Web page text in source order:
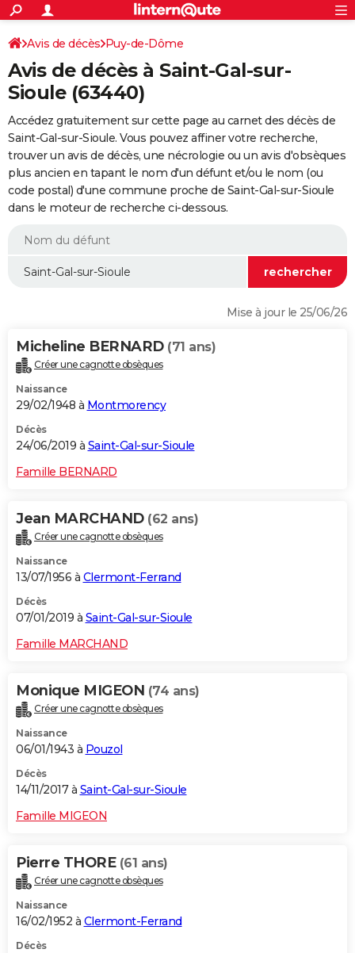
ACTUALITÉS
Politique
Société
Faits Divers
Education
Monde
Villes
+
SPORT
Coupe du monde 2026
Football
Tennis
Cyclisme
Rugby
Forum
CULTURE
FINANCE
Retraite
Impôts
Epargne
Immobilier
Risques naturels par ville
Banque
Assurance
Crédit
Essais
Réserver un essai
Citadines
Berlines
SUV
Forum auto
+
HIGH-TECH
Mobiles
Meilleur smartphone
Internet
Ordinateurs
Jeux vidéo
Guide high-tech
+
BRICOLAGE
Forum
Aménagement intérieur
Extérieur
Cuisine
Salle de bains
Jardinage
Rangement
WEEK-END
Guides de France
Escapades
Patrimoine
Expositions
Musées
Week-end nature
LIFESTYLE
Alimentation
Guide de la santé
Maladies
Médicaments
Sommeil
VOYAGE
Destinations
City break
Voyage nature
Voyage de noces
Forum
Climat
+PHOTO
GUIDES D'ACHAT
BONS PLANS
CARTE DE VOEUX
Dictionnaire
Biographies
Citations
Expressions
Proverbes
PROGRAMME TV
COPAINS D'AVANT
S'inscrire
Se connecter
Lycées
Collèges
Primaires
Universités
Entreprises
Service militaire
Avis de recherche
AVIS DE DÉCÈS
S'inscrire
Connexion
Avis de décès Puy-de-Dôme
Avis de décès à Saint-Gal-sur-
Sioule (63440)
Accédez gratuitement sur cette page au carnet des décès de
Saint-Gal-sur-Sioule. Vous pouvez affiner votre recherche,
trouver un avis de décès, une nécrologie ou un avis d'obsèques
plus ancien en tapant le nom d'un défunt et/ou le nom (ou
code postal) d'une commune proche de Saint-Gal-sur-Sioule
dans le moteur de recherche ci-dessous.
Mise à jour le 25/06/26
Micheline BERNARD (71 ans)
Créer une cagnotte obsèques
Naissance
29/02/1948 à Montmorency
Décès
24/06/2019 à Saint-Gal-sur-Sioule
Famille BERNARD
Jean MARCHAND (62 ans)
Créer une cagnotte obsèques
Naissance
13/07/1956 à Clermont-Ferrand
Décès
07/01/2019 à Saint-Gal-sur-Sioule
Famille MARCHAND
Monique MIGEON (74 ans)
Créer une cagnotte obsèques
Naissance
06/01/1943 à Pouzol
Décès
14/11/2017 à Saint-Gal-sur-Sioule
Famille MIGEON
Pierre THORE (61 ans)
Créer une cagnotte obsèques
Naissance
16/02/1952 à Clermont-Ferrand
Décès